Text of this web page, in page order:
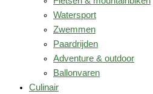
Watersport
Zwemmen
Paardrijden
Adventure & outdoor
Ballonvaren
Culinair